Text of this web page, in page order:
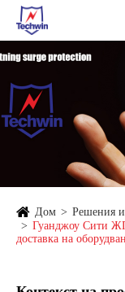
Дом Решения и
Гуанджоу Сити
доставка на